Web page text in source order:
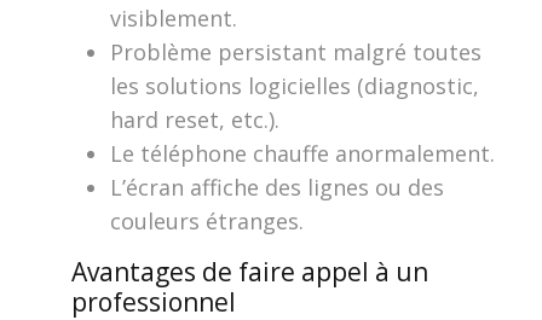
visiblement.
Problème persistant malgré toutes
les solutions logicielles (diagnostic,
hard reset, etc.).
Le téléphone chauffe anormalement.
L’écran affiche des lignes ou des
couleurs étranges.
Avantages de faire appel à un
professionnel